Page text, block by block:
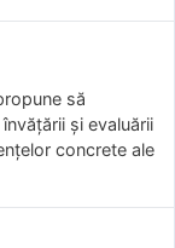
să
şi evaluării
concrete ale